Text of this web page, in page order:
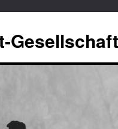
Gesellschaft